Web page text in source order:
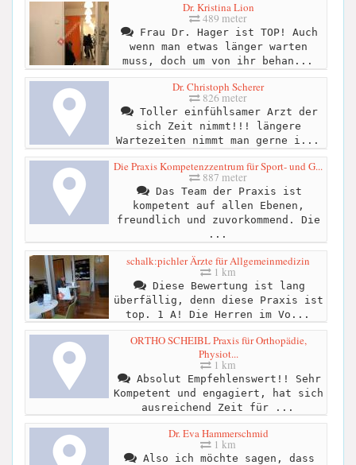
Dr. Kristina Lion
489 meter
Frau Dr. Hager ist TOP! Auch
wenn man etwas länger warten
muss, doch um von ihr behan...
Dr. Christoph Scherer
826 meter
Toller einfühlsamer Arzt der
sich Zeit nimmt!!! längere
Wartezeiten nimmt man gerne i...
Die Praxis Kompetenzzentrum für Sport- und G...
887 meter
Das Team der Praxis ist
kompetent auf allen Ebenen,
freundlich und zuvorkommend. Die
...
schalk:pichler Ärzte für Allgemeinmedizin
1 km
Diese Bewertung ist lang
überfällig, denn diese Praxis ist
top. 1 A! Die Herren im Vo...
ORTHO SCHEIBL Praxis für Orthopädie,
Physiot...
1 km
Absolut Empfehlenswert!! Sehr
Kompetent und engagiert, hat sich
ausreichend Zeit für ...
Dr. Eva Hammerschmid
1 km
Also ich möchte sagen, dass